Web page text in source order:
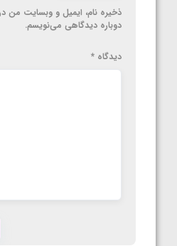
ذخیره نام، ایمیل و وبسایت من
دوباره دیدگاهی می‌نویسم.
دیدگاه *